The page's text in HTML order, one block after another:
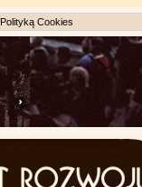
Polityką Cookies